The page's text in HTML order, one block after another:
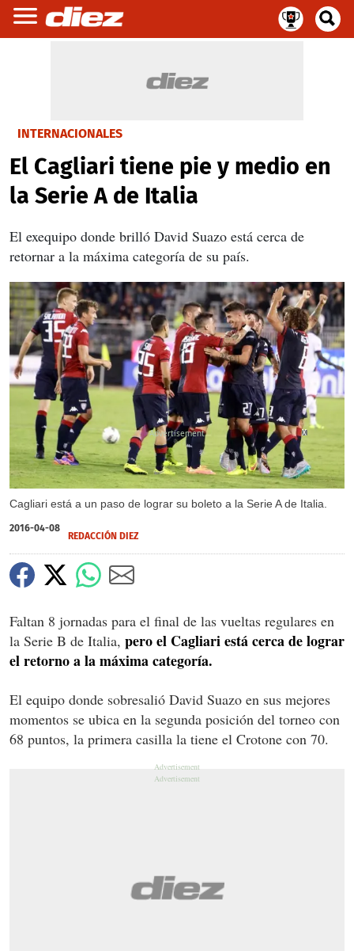
INTERNACIONALES
El Cagliari tiene pie y medio en
la Serie A de Italia
El exequipo donde brilló David Suazo está cerca de
retornar a la máxima categoría de su país.
Cagliari está a un paso de lograr su boleto a la Serie A de Italia.
X
X
2016-04-08
REDACCIÓN DIEZ
Faltan 8 jornadas para el final de las vueltas regulares en
la Serie B de Italia, pero el Cagliari está cerca de lograr
el retorno a la máxima categoría.
El equipo donde sobresalió David Suazo en sus mejores
momentos se ubica en la segunda posición del torneo con
68 puntos, la primera casilla la tiene el Crotone con 70.